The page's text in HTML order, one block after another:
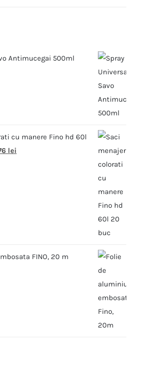
Antimucegai 500ml
cu manere Fino hd 60l
lei
FINO, 20 m